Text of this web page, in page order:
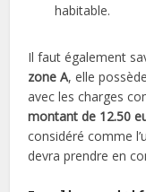
habitable.
Il faut également
zone A, elle
avec les charges
montant de 12.50
considéré comme
devra prendre en